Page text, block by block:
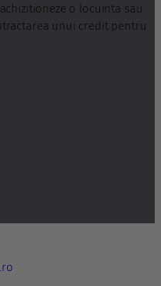
o locuinta sau
unui credit pentru